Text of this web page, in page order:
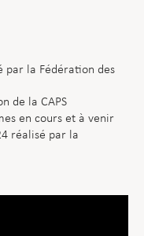
par la Fédération des
de la CAPS
en cours et à venir
réalisé par la